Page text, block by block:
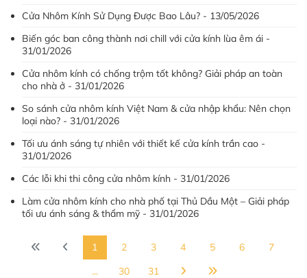
Cửa Nhôm Kính Sử Dụng Được Bao Lâu? - 13/05/2026
Biến góc ban công thành nơi chill với cửa kính lùa êm ái -
31/01/2026
Cửa nhôm kính có chống trộm tốt không? Giải pháp an toàn
cho nhà ở - 31/01/2026
So sánh cửa nhôm kính Việt Nam & cửa nhập khẩu: Nên chọn
loại nào? - 31/01/2026
Tối ưu ánh sáng tự nhiên với thiết kế cửa kính trần cao -
31/01/2026
Các lỗi khi thi công cửa nhôm kính - 31/01/2026
Làm cửa nhôm kính cho nhà phố tại Thủ Dầu Một – Giải pháp
tối ưu ánh sáng & thẩm mỹ - 31/01/2026
1 2 3 4 5 6
7
...
30 31